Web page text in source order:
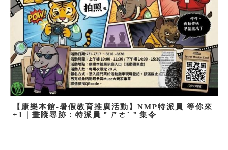
【康樂本館-暑假教育推廣活動】NMP特派員 等你來
+1｜畫蹤尋跡：特派員＂ㄕㄜˋ＂集令